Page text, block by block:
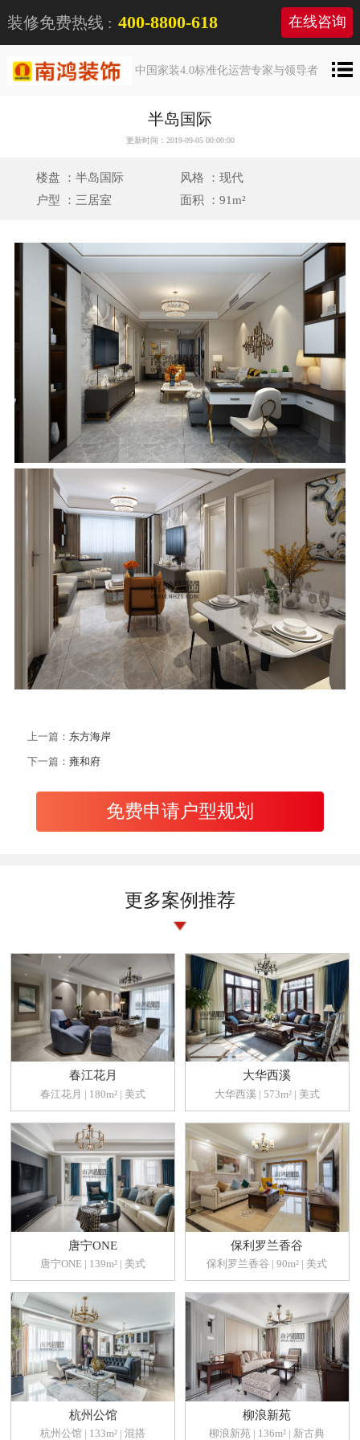
装修免费热线 : 400-8800-618 在线咨询
中国家装4.0标准化运营专家与领导者
半岛国际
更新时间：2019-09-05 00:00:00
楼盘 ：半岛国际
风格 ：现代
户型 ：三居室
面积 ：91m²
上一篇： 东方海岸
下一篇： 雍和府
免费申请户型规划
更多案例推荐
春江花月
春江花月 | 180m² | 美式
大华西溪
大华西溪 | 573m² | 美式
唐宁ONE
唐宁ONE | 139m² | 美式
保利罗兰香谷
保利罗兰香谷 | 90m² | 美式
杭州公馆
杭州公馆 | 133m² | 混搭
柳浪新苑
柳浪新苑 | 136m² | 新古典